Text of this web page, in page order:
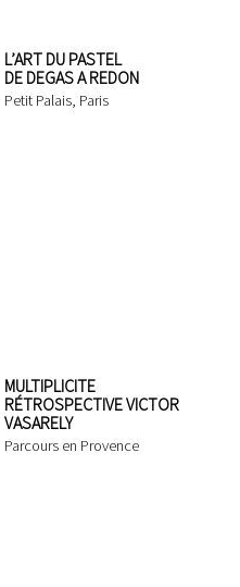
L’ART DU PASTEL
DE DEGAS A REDON
Petit Palais, Paris
MULTIPLICITE
RÉTROSPECTIVE VICTOR
VASARELY
Parcours en Provence